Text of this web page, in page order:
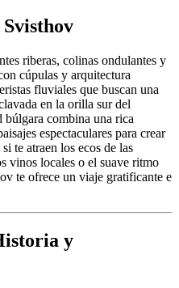
riberas, colinas ondulantes y
cúpulas y arquitectura
fluviales que buscan una
en la orilla sur del
búlgara combina una rica
espectaculares para crear
te atraen los ecos de las
vinos locales o el suave ritmo
te ofrece un viaje gratificante e
y